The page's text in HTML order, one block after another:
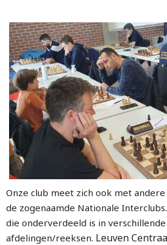
Onze club meet zich ook met
de zogenaamde Nationale
die onderverdeeld is in verschillende
afdelingen/reeksen. Leuven